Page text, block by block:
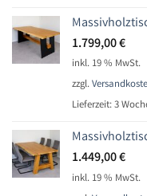
1.799,00€
inkl. 19 % MwSt.
zzgl.
Lieferzeit:3
1.449,00€
inkl. 19 % MwSt.